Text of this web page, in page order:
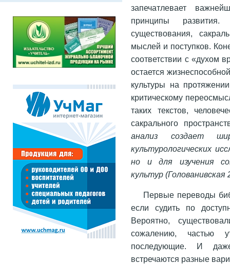
запечатлевает
принципы
существования,
мыслей и поступков.
соответствии с «духом
остается
культуры на
критическому
таких текстов,
сакрального
анализ создает
культурологических
но и для изучения
культур (Голованивская
Первые переводы
если судить по
Вероятно,
сожалению, частью
последующие. И
встречаются разные